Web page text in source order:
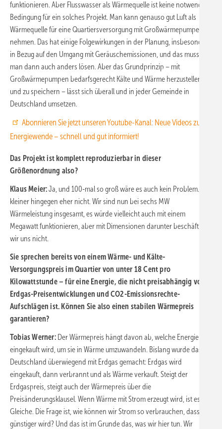
funktionieren. Aber Flusswasser als Wärmequelle ist keine notwendige
Bedingung für ein solches Projekt. Man kann genauso gut Luft als
Wärmequelle für eine Quartiersversorgung mit Großwärmepumpen
nehmen. Das hat einige Folgewirkungen in der Planung, insbesondere
in Bezug auf den Umgang mit Geräuschemissionen, und das muss
man dann auch anders lösen. Aber das Grundprinzip – mit
Großwärmepumpen bedarfsgerecht Kälte und Wärme herzustellen
und zu speichern – lässt sich überall und in jeder Gemeinde in
Deutschland umsetzen.
Abonnieren Sie jetzt unseren Youtube-Kanal: Neue Videos zur
Energiewende – schnell und gut informiert!
Das Projekt ist komplett reproduzierbar in dieser
Größenordnung also?
Klaus Meier:Ja, und 100-mal so groß wäre es auch kein Problem. Viel
kleiner hingegen eher nicht. Wir sind nun bei sechs MW
Wärmeleistung insgesamt, es würde vielleicht auch mit einem
Megawatt funktionieren, aber mit Dimensionen darunter beschäftigen
wir uns nicht.
Sie sprechen bereits von einem Wärme- und Kälte-
Versorgungspreis im Quartier von unter 18 Cent pro
Kilowattstunde – für eine Energie, die nicht preisabhängig von
Erdgas-Preisentwicklungen und CO2-Emissionsrechte-
Aufschlägen ist. Können Sie also einen stabilen Wärmepreis
garantieren?
Tobias Werner:Der Wärmepreis hängt davon ab, welche Energie
eingekauft wird, um sie in Wärme umzuwandeln. Bislang wurde das in
Deutschland überwiegend mit Erdgas gemacht: Erdgas wird
eingekauft, dann verbrannt und als Wärme verkauft. Steigt der
Erdgaspreis, steigt auch der Wärmepreis über die
Preisänderungsklausel. Wenn Wärme mit Strom erzeugt wird, ist es das
Gleiche. Die Frage ist, wie können wir Strom so verbrauchen, dass er
günstiger wird? Und das ist im Grunde das, was wir hier tun. Wir